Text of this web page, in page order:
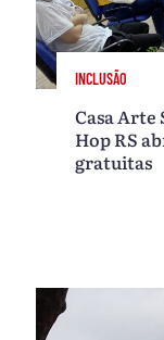
INCLUSÃO
Casa Arte
Hop RS
gratuitas